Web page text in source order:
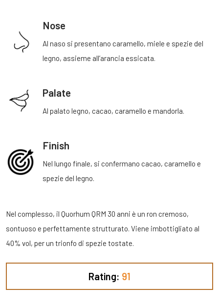
Nose
Al naso si presentano caramello, miele e spezie del
legno, assieme all’arancia essicata.
Palate
Al palato legno, cacao, caramello e mandorla.
Finish
Nel lungo finale, si confermano cacao, caramello e
spezie del legno.
Nel complesso, il Quorhum QRM 30 anni è un ron cremoso,
sontuoso e perfettamente strutturato. Viene imbottigliato al
40% vol, per un trionfo di spezie tostate.
Rating: 91